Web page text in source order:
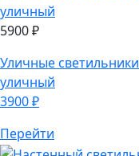
уличный
5900₽
Уличные светильники
уличный
3900₽
Перейти